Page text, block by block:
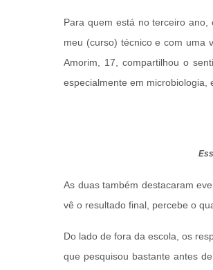
Para quem está no terceiro
meu (curso) técnico e com uma
Amorim, 17, compartilhou o
especialmente em microbiologia,
As duas também destacaram
vê o resultado final, percebe o
Do lado de fora da escola, os
que pesquisou bastante antes